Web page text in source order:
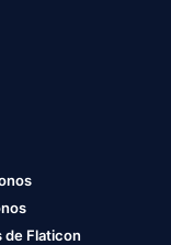
Flaticon